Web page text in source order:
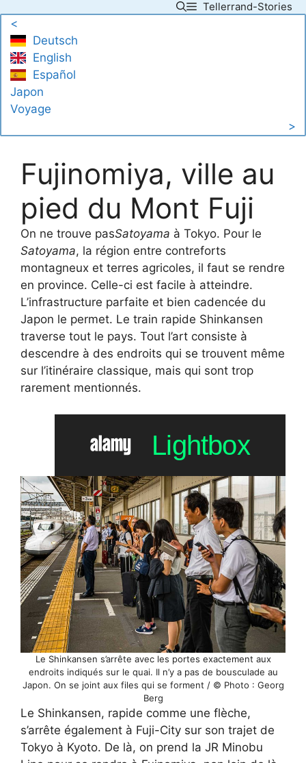
content
Tellerrand-Stories
<
Deutsch
English
Español
Japon
Voyage
>
Fujinomiya, ville au
pied du Mont Fuji
On ne trouve pasSatoyama à Tokyo. Pour le
Satoyama, la région entre contreforts
montagneux et terres agricoles, il faut se rendre
en province. Celle-ci est facile à atteindre.
L’infrastructure parfaite et bien cadencée du
Japon le permet. Le train rapide Shinkansen
traverse tout le pays. Tout l’art consiste à
descendre à des endroits qui se trouvent même
sur l’itinéraire classique, mais qui sont trop
rarement mentionnés.
Lightbox
Le Shinkansen s’arrête avec les portes exactement aux
endroits indiqués sur le quai. Il n’y a pas de bousculade au
Japon. On se joint aux files qui se forment / © Photo : Georg
Berg
Le Shinkansen, rapide comme une flèche,
s’arrête également à Fuji-City sur son trajet de
Tokyo à Kyoto. De là, on prend la JR Minobu